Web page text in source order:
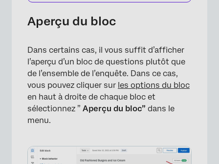
Aperçu du bloc
Dans certains cas, il vous suffit d’afficher
l’aperçu d’un bloc de questions plutôt que
de l’ensemble de l’enquête. Dans ce cas,
vous pouvez cliquer sur les options du bloc
en haut à droite de chaque bloc et
sélectionnez ” Aperçu du bloc” dans le
menu.